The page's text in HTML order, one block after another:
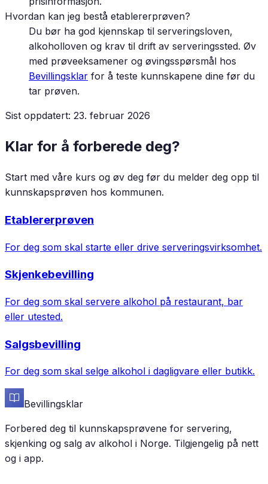
Hvordan kan jeg bestå etablererprøven?
Du bør ha god kjennskap til serveringsloven,
alkoholloven og krav til drift av serveringssted. Øv
med prøveeksamener og øvingsspørsmål hos
Bevillingsklar for å teste kunnskapene dine før du
tar prøven.
Sist oppdatert: 23. februar 2026
Klar for å forberede deg?
Start med våre kurs og øv deg før du melder deg opp til
kunnskapsprøven hos kommunen.
Etablererprøven
For deg som skal starte eller drive serveringsvirksomhet.
Skjenkebevilling
For deg som skal servere alkohol på restaurant, bar
eller utested.
Salgsbevilling
For deg som skal selge alkohol i dagligvare eller butikk.
Bevillingsklar
Forbered deg til kunnskapsprøvene for servering,
skjenking og salg av alkohol i Norge. Tilgjengelig på nett
og i app.